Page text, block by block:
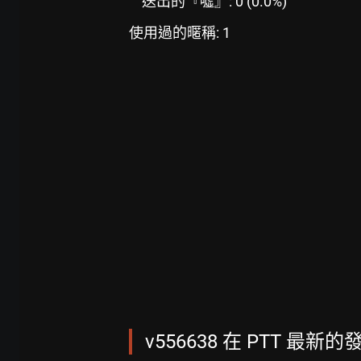
使用過的暱稱: 1
v556638 在 PTT 最新的